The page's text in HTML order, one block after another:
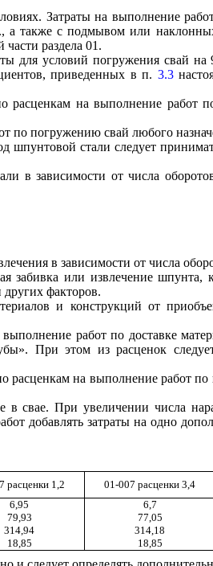
Затраты на выполнение
а также с подмывом или
раздела 01.
для условий погружения свай
приведенных в п. 3.3
расценкам на выполнение работ
по погружению свай любого
стали следует
в зависимости от числа
в зависимости от числа
забивка или извлечение шпунта,
факторов.
и конструкций от
работ по доставке
При этом из расценок
расценкам на выполнение работ
в свае. При увеличении числа
добавлять затраты на одно
расценки 1,2 01-007 расценки 3,4
6,95 6,7
79,93 77,05
314,94 314,18
18,85 18,85